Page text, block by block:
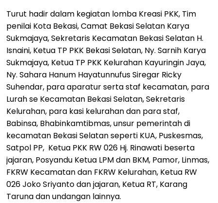
Turut hadir dalam kegiatan lomba Kreasi PKK, Tim
penilai Kota Bekasi, Camat Bekasi Selatan Karya
Sukmajaya, Sekretaris Kecamatan Bekasi Selatan H.
Isnaini, Ketua TP PKK Bekasi Selatan, Ny. Sarnih Karya
Sukmajaya, Ketua TP PKK Kelurahan Kayuringin Jaya,
Ny. Sahara Hanum Hayatunnufus Siregar Ricky
Suhendar, para aparatur serta staf kecamatan, para
Lurah se Kecamatan Bekasi Selatan, Sekretaris
Kelurahan, para kasi kelurahan dan para staf,
Babinsa, Bhabinkamtibmas, unsur pemerintah di
kecamatan Bekasi Selatan seperti KUA, Puskesmas,
Satpol PP, Ketua PKK RW 026 Hj. Rinawati beserta
jajaran, Posyandu Ketua LPM dan BKM, Pamor, Linmas,
FKRW Kecamatan dan FKRW Kelurahan, Ketua RW
026 Joko Sriyanto dan jajaran, Ketua RT, Karang
Taruna dan undangan lainnya.